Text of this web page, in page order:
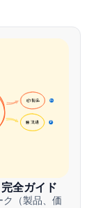
📦 製品 16
🏪 流通 17
全ガイド
（製品、価